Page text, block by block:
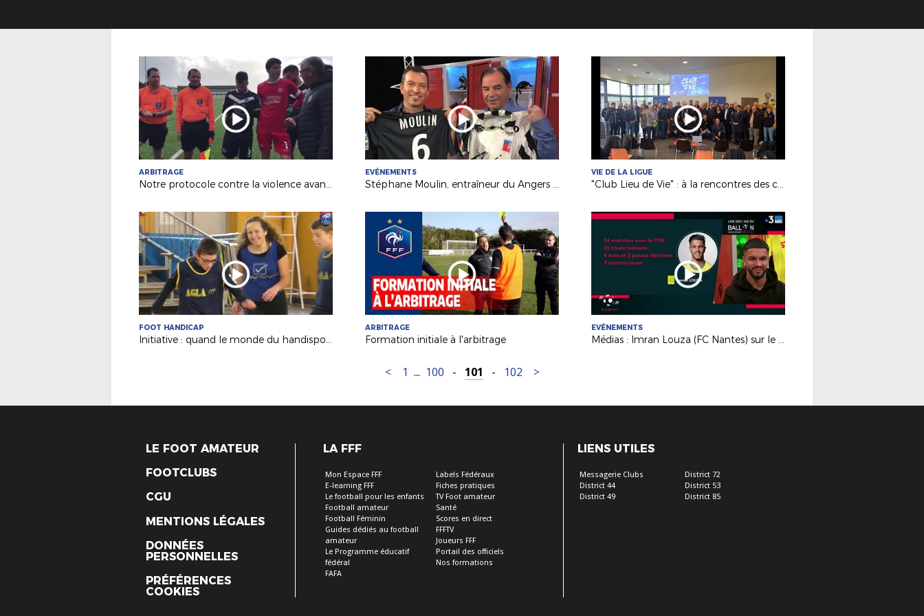
ARBITRAGE
Notre protocole contre la violence avant le match Châteaubriant-Mayenne (R2)
EVÉNEMENTS
Stéphane Moulin, entraîneur du Angers SCO invité d' "Une semaine en ballon"
VIE DE LA LIGUE
"Club Lieu de Vie" : à la rencontres des clubs engagés
FOOT HANDICAP
Initiative : quand le monde du handisport et celui le football se rencontrent
ARBITRAGE
Formation initiale à l'arbitrage
EVÉNEMENTS
Médias : Imran Louza (FC Nantes) sur le plateau de France 3
< 1 ... 100 - 101 - 102 >
LE FOOT AMATEUR
FOOTCLUBS
CGU
MENTIONS LÉGALES
DONNÉES
PERSONNELLES
PRÉFÉRENCES
COOKIES
LA FFF
Mon Espace FFF
E-learning FFF
Le football pour les enfants
Football amateur
Football Féminin
Guides dédiés au football
amateur
Le Programme éducatif
fédéral
FAFA
Labels Fédéraux
Fiches pratiques
TV Foot amateur
Santé
Scores en direct
FFFTV
Joueurs FFF
Portail des officiels
Nos formations
LIENS UTILES
Messagerie Clubs
District 44
District 49
District 72
District 53
District 85